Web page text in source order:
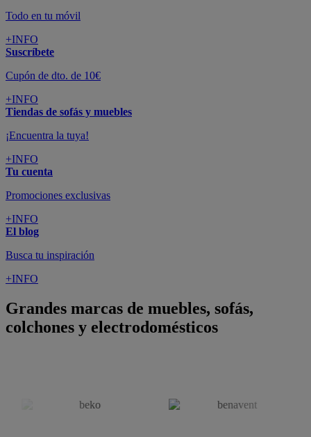
Todo en tu móvil
+INFO
Suscríbete
Cupón de dto. de 10€
+INFO
Tiendas de sofás y muebles
¡Encuentra la tuya!
+INFO
Tu cuenta
Promociones exclusivas
+INFO
El blog
Busca tu inspiración
+INFO
Grandes marcas de muebles, sofás,
colchones y electrodomésticos